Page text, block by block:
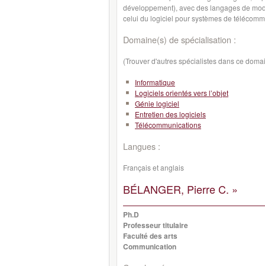
développement), avec des langages de
celui du logiciel pour systèmes de
Domaine(s) de spécialisation :
(Trouver d'autres spécialistes dans ce
Informatique
Logiciels orientés vers l’objet
Génie logiciel
Entretien des logiciels
Télécommunications
Langues :
Français et anglais
BÉLANGER, Pierre C. »
Ph.D
Professeur titulaire
Faculté des arts
Communication